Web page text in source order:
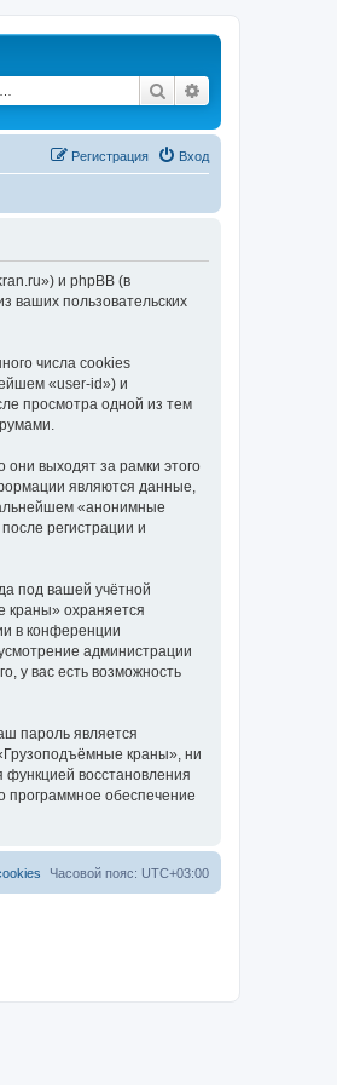
Поиск
Вход
Регистрация
и phpBB (в
ваших пользовательских
числа cookies
«user-id») и
просмотра одной из тем
выходят за рамки этого
являются данные,
«анонимные
регистрации и
под вашей учётной
охраняется
в конференции
администрации
у вас есть возможность
пароль является
краны», ни
функцией восстановления
программное обеспечение
Часовой пояс: UTC+03:00